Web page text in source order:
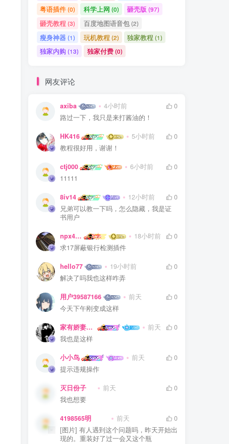
粤语插件(0) 科学上网 (0) 砸壳版 (97)
砸壳教程 (3) 百度地图语音包(2)
瘦身神器(1) 玩机教程 (2) 独家教程 (1)
独家内购 (13) 独家付费(0)
网友评论
axiba 4小时前
0
路过一下，我只是来打酱油的！
HK416 5小时前
0
教程很好用，谢谢！
ctj000 6小时前
0
11111
8iv14 12小时前
0
兄弟可以教一下吗，怎么隐藏，我是证
书用户
npx475805841 18小时前
0
求17屏蔽银行检测插件
hello77 19小时前
0
解决了吗我也这样咋弄
用户39587166 前天
0
今天下午刚变成这样
家有娇妻扁鹊难医 前天
0
我也是这样
小小鸟 前天
0
提示违规操作
灭日份子 前天
0
我也想要
4198565明
0
[图片] 有人遇到这个问题吗，昨天开始出
现的。重装好了过一会又这个瓶